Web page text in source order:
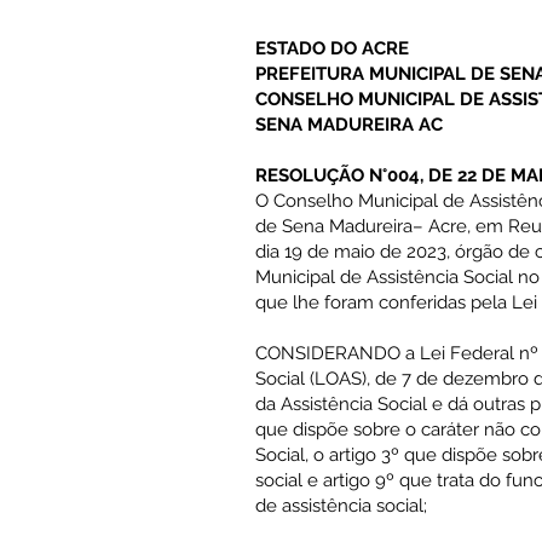
ESTADO DO ACRE
PREFEITURA MUNICIPAL DE
CONSELHO MUNICIPAL DE
SENA MADUREIRA AC
RESOLUÇÃO N°004, DE 22 DE
O Conselho Municipal de
de Sena Madureira– Acre, em
dia 19 de maio de 2023, órgão de
Municipal de Assistência Social
que lhe foram conferidas pela Lei
CONSIDERANDO a Lei Federal
Social (LOAS), de 7 de dezembro
da Assistência Social e dá outras
que dispõe sobre o caráter não
Social, o artigo 3º que dispõe
social e artigo 9º que trata do
de assistência social;